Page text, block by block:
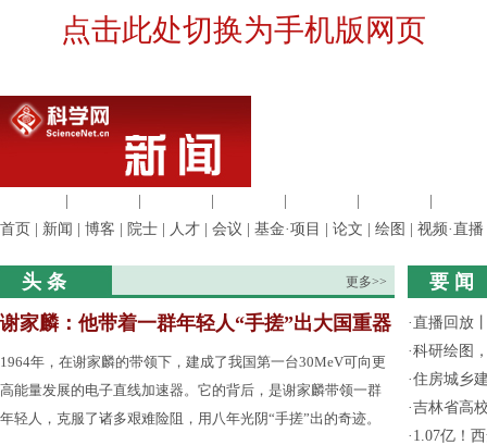
点击此处切换为手机版网页
首页
新闻 博客 院士 人才 会议 基金·项目 论文 绘图 视频·直播
头 条 更多>>
谢家麟：他带着一群年轻人“手搓”出大国重器
1964年，在谢家麟的带领下，建成了我国第一台30MeV可向更
高能量发展的电子直线加速器。它的背后，是谢家麟带领一群
年轻人，克服了诸多艰难险阻，用八年光阴“手搓”出的奇迹。
要 闻
·直播回放
·科研绘图
·住房城乡
·吉林省高
· 1.07亿！